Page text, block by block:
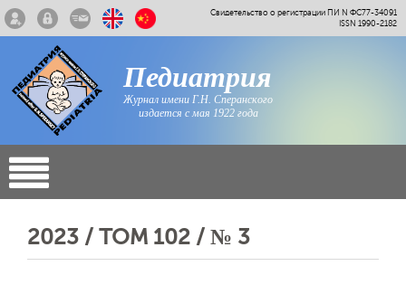
Свидетельство о регистрации ПИ N ФС77-34091
ISSN 1990-2182
Педиатрия
Журнал имени Г.Н. Сперанского
издается с мая 1922 года
2023 / ТОМ 102 / № 3